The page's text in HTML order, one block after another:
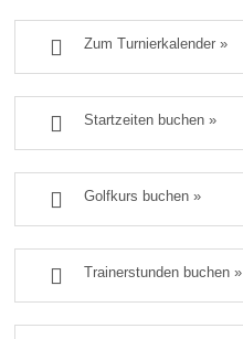
 Zum Turnierkalender »
 Startzeiten buchen »
 Golfkurs buchen »
 Trainerstunden buchen »